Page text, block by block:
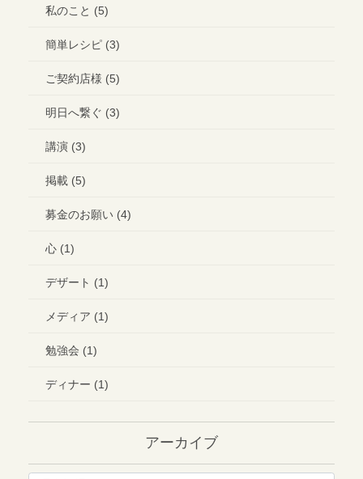
私のこと (5)
簡単レシピ (3)
ご契約店様 (5)
明日へ繋ぐ (3)
講演 (3)
掲載 (5)
募金のお願い (4)
心 (1)
デザート (1)
メディア (1)
勉強会 (1)
ディナー (1)
アーカイブ
ア